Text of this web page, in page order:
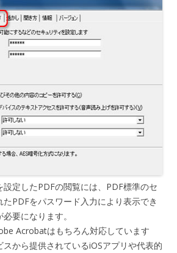
設定したPDFの閲覧には、PDF標準のセ
PDFをパスワード入力により表示でき
要になります。
Acrobatはもちろん対応しています
から提供されているiOSアプリや代表的